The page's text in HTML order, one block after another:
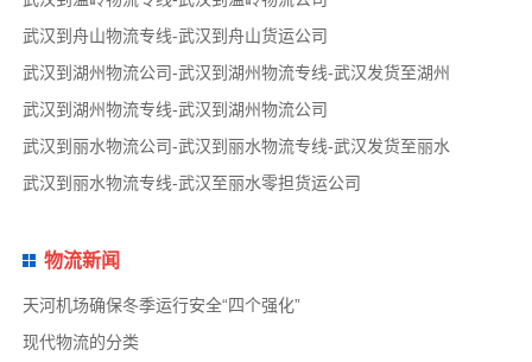
武汉到舟山物流专线-武汉到舟山货运公司
武汉到湖州物流公司-武汉到湖州物流专线-武汉发货至湖州
武汉到湖州物流专线-武汉到湖州物流公司
武汉到丽水物流公司-武汉到丽水物流专线-武汉发货至丽水
武汉到丽水物流专线-武汉至丽水零担货运公司
物流新闻
天河机场确保冬季运行安全“四个强化”
现代物流的分类